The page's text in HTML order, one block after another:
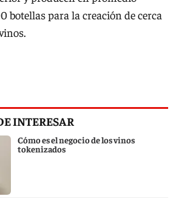
botellas para la creación de cerca
INTERESAR
Cómo es el negocio de los vinos
tokenizados